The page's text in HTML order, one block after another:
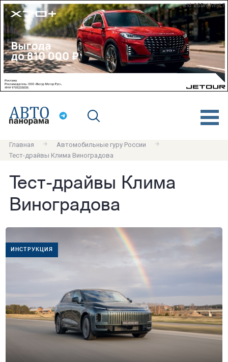
erid: 2SDnjdvnyL7
Главная
Автомобильные гуру России
Тест-драйвы Клима Виноградова
Тест-драйвы Клима
Виноградова
ИНСТРУКЦИЯ